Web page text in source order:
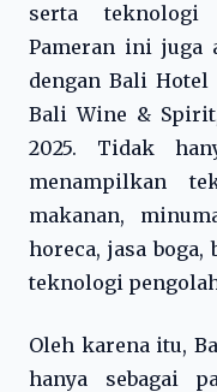
serta teknologi
Pameran ini juga
dengan Bali
Bali Wine &
2025. Tidak
menampilkan
makanan,
horeca, jasa boga,
teknologi
Oleh karena itu,
hanya sebagai